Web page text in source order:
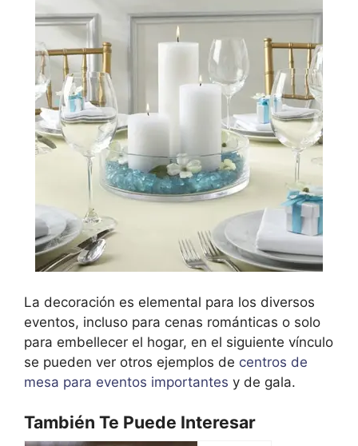
La decoración es elemental para los diversos
eventos, incluso para cenas románticas o solo
para embellecer el hogar, en el siguiente vínculo
se pueden ver otros ejemplos de centros de
mesa para eventos importantes y de gala.
También Te Puede Interesar